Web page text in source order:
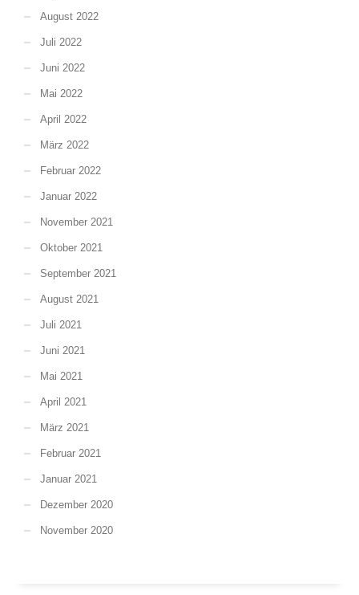
August 2022
Juli 2022
Juni 2022
Mai 2022
April 2022
März 2022
Februar 2022
Januar 2022
November 2021
Oktober 2021
September 2021
August 2021
Juli 2021
Juni 2021
Mai 2021
April 2021
März 2021
Februar 2021
Januar 2021
Dezember 2020
November 2020